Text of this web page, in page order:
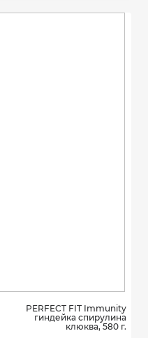
PERFECT FIT Immunity
гиндейка спирулина
клюква, 580 г.